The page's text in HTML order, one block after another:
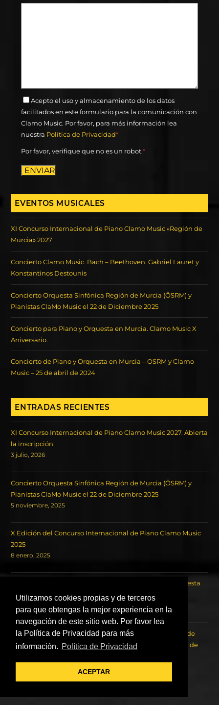
Utilizamos cookies propias y de terceros
para que obtengas la mejor experiencia en la
navegación de este sitio web. Por favor lea
la Política de Privacidad para más
información. Política de Privacidad
ACEPTAR
Acepto el uso y almacenamiento de los datos
facilitados en este formulario para la comunicación con
Clamo Music. Por favor, para más información lea
nuestra Política de Privacidad*
Por favor, verifique que no es un robot.*
ENVIAR
EVENTOS MUSICALES
XI Concurso Internacional de Piano Clamo Music «Región de
Murcia» 2027
Concierto Clamo Music. Bach – Beethoven. Gabriel Lauret y
Konstantinos Destounis
Concierto Orquesta Sinfónica Región de Murcia (ÖSRM) y
Pianistas ClaMo Music el 22 de Diciembre 2025
Concierto para Piano y Orquesta en Murcia. Clamo Music X
Aniversario.
Concierto de Piano y Orquesta en Murcia – OSRM y Clamo
Music – 25 de abril de 2024
ENTRADAS RECIENTES
XI Concurso Internacional de Piano Clamo Music 2027. Abierta
la inscripción.
3 julio, 2026
Concierto Orquesta Sinfónica Región de Murcia (ÖSRM) y
Pianistas ClaMo Music el 22 de Diciembre 2025
5 noviembre, 2025
X Edición del Concurso Internacional de Piano Clamo Music
2025
8 enero, 2025
Clamo Music X Aniversario. Concierto para Piano y Orquesta
en Murcia
18 octubre, 2024
Concierto de los Ganadores del Concurso Internacional de
Piano Clamo Music y la Orquesta Sinfónica de la Región de